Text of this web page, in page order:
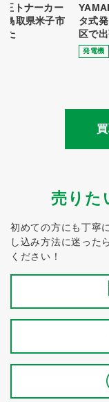
トナーカー
鳥取県米子市
た
タ式
区で
発電機
売りた
初めての方にも丁寧
し込み方法に迷った
ください！